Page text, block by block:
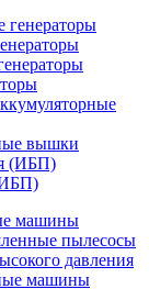
генераторы
вышки
машины
пылесосы
давления
машины